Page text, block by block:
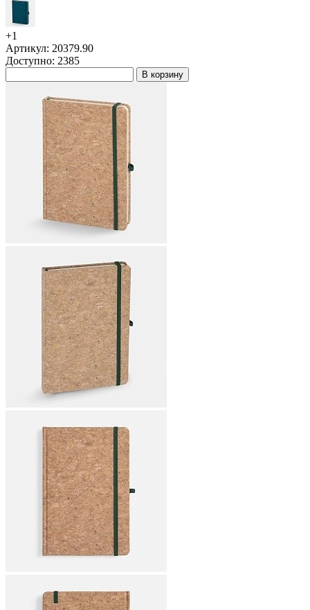
+1
Артикул: 20379.90
Доступно: 2385
В корзину